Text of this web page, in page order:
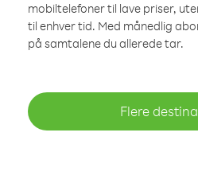
mobiltelefoner til lave priser,
til enhver tid. Med månedlig
på samtalene du allerede tar.
Flere